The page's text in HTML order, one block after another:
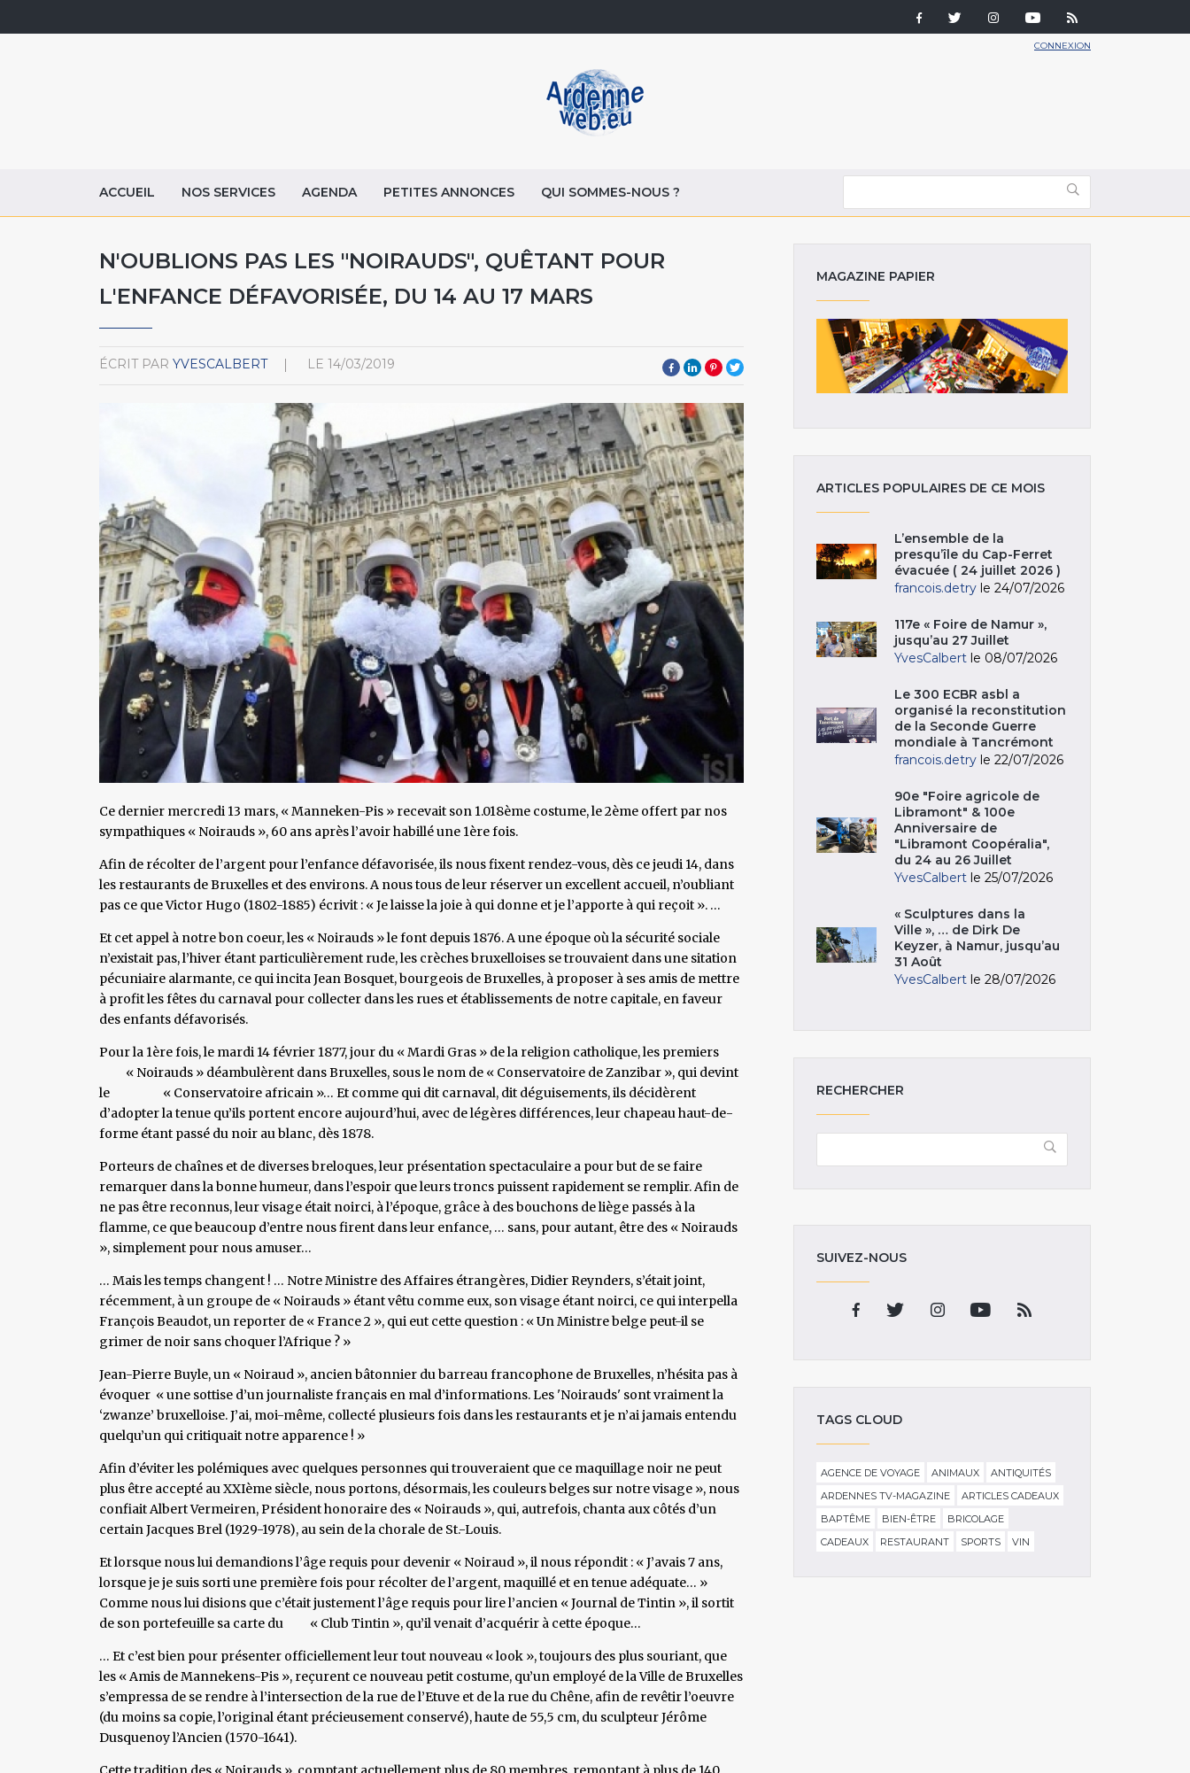
CONNEXION
ACCUEIL NOS SERVICES AGENDA PETITES ANNONCES QUI SOMMES-NOUS ?
N'OUBLIONS PAS LES "NOIRAUDS", QUÊTANT POUR
L'ENFANCE DÉFAVORISÉE, DU 14 AU 17 MARS
ÉCRIT PAR YVESCALBERT LE 14/03/2019
Ce dernier mercredi 13 mars, « Manneken-Pis » recevait son 1.018ème costume, le 2ème offert par nos
sympathiques « Noirauds », 60 ans après l’avoir habillé une 1ère fois.
Afin de récolter de l’argent pour l’enfance défavorisée, ils nous fixent rendez-vous, dès ce jeudi 14, dans
les restaurants de Bruxelles et des environs. A nous tous de leur réserver un excellent accueil, n’oubliant
pas ce que Victor Hugo (1802-1885) écrivit : « Je laisse la joie à qui donne et je l’apporte à qui reçoit ». …
Et cet appel à notre bon coeur, les « Noirauds » le font depuis 1876. A une époque où la sécurité sociale
n’existait pas, l’hiver étant particulièrement rude, les crèches bruxelloises se trouvaient dans une sitation
pécuniaire alarmante, ce qui incita Jean Bosquet, bourgeois de Bruxelles, à proposer à ses amis de mettre
à profit les fêtes du carnaval pour collecter dans les rues et établissements de notre capitale, en faveur
des enfants défavorisés.
Pour la 1ère fois, le mardi 14 février 1877, jour du « Mardi Gras » de la religion catholique, les premiers
« Noirauds » déambulèrent dans Bruxelles, sous le nom de « Conservatoire de Zanzibar », qui devint
le « Conservatoire africain »… Et comme qui dit carnaval, dit déguisements, ils décidèrent
d’adopter la tenue qu’ils portent encore aujourd’hui, avec de légères différences, leur chapeau haut-de-
forme étant passé du noir au blanc, dès 1878.
Porteurs de chaînes et de diverses breloques, leur présentation spectaculaire a pour but de se faire
remarquer dans la bonne humeur, dans l’espoir que leurs troncs puissent rapidement se remplir. Afin de
ne pas être reconnus, leur visage était noirci, à l’époque, grâce à des bouchons de liège passés à la
flamme, ce que beaucoup d’entre nous firent dans leur enfance, … sans, pour autant, être des « Noirauds
», simplement pour nous amuser…
… Mais les temps changent ! … Notre Ministre des Affaires étrangères, Didier Reynders, s’était joint,
récemment, à un groupe de « Noirauds » étant vêtu comme eux, son visage étant noirci, ce qui interpella
François Beaudot, un reporter de « France 2 », qui eut cette question : « Un Ministre belge peut-il se
grimer de noir sans choquer l’Afrique ? »
Jean-Pierre Buyle, un « Noiraud », ancien bâtonnier du barreau francophone de Bruxelles, n’hésita pas à
évoquer « une sottise d’un journaliste français en mal d’informations. Les 'Noirauds' sont vraiment la
‘zwanze’ bruxelloise. J’ai, moi-même, collecté plusieurs fois dans les restaurants et je n’ai jamais entendu
quelqu’un qui critiquait notre apparence ! »
Afin d’éviter les polémiques avec quelques personnes qui trouveraient que ce maquillage noir ne peut
plus être accepté au XXIème siècle, nous portons, désormais, les couleurs belges sur notre visage », nous
confiait Albert Vermeiren, Président honoraire des « Noirauds », qui, autrefois, chanta aux côtés d’un
certain Jacques Brel (1929-1978), au sein de la chorale de St.-Louis.
Et lorsque nous lui demandions l’âge requis pour devenir « Noiraud », il nous répondit : « J’avais 7 ans,
lorsque je je suis sorti une première fois pour récolter de l’argent, maquillé et en tenue adéquate… »
Comme nous lui disions que c’était justement l’âge requis pour lire l’ancien « Journal de Tintin », il sortit
de son portefeuille sa carte du « Club Tintin », qu’il venait d’acquérir à cette époque…
… Et c’est bien pour présenter officiellement leur tout nouveau « look », toujours des plus souriant, que
les « Amis de Mannekens-Pis », reçurent ce nouveau petit costume, qu’un employé de la Ville de Bruxelles
s’empressa de se rendre à l’intersection de la rue de l’Etuve et de la rue du Chêne, afin de revêtir l’oeuvre
(du moins sa copie, l’original étant précieusement conservé), haute de 55,5 cm, du sculpteur Jérôme
Dusquenoy l’Ancien (1570-1641).
MAGAZINE PAPIER
ARTICLES POPULAIRES DE CE MOIS
L’ensemble de la
presqu’île du Cap-Ferret
évacuée ( 24 juillet 2026 )
francois.detry le 24/07/2026
117e « Foire de Namur »,
jusqu’au 27 Juillet
YvesCalbert le 08/07/2026
Le 300 ECBR asbl a
organisé la reconstitution
de la Seconde Guerre
mondiale à Tancrémont
francois.detry le 22/07/2026
90e "Foire agricole de
Libramont" & 100e
Anniversaire de
"Libramont Coopéralia",
du 24 au 26 Juillet
YvesCalbert le 25/07/2026
« Sculptures dans la
Ville », … de Dirk De
Keyzer, à Namur, jusqu’au
31 Août
YvesCalbert le 28/07/2026
RECHERCHER
SUIVEZ-NOUS
TAGS CLOUD
AGENCE DE VOYAGE ANIMAUX
ANTIQUITÉS
ARDENNES TV-MAGAZINE
ARTICLES CADEAUX
BAPTÊME
BIEN-ÊTRE
BRICOLAGE
CADEAUX
RESTAURANT SPORTS VIN